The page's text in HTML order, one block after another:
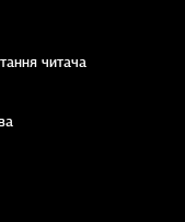
читача